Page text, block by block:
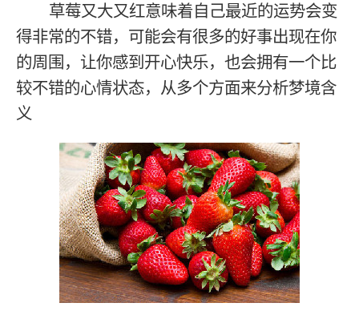
草莓又大又红意味着自己最近的运势会变
得非常的不错，可能会有很多的好事出现在你
的周围，让你感到开心快乐，也会拥有一个比
较不错的心情状态，从多个方面来分析梦境含
义